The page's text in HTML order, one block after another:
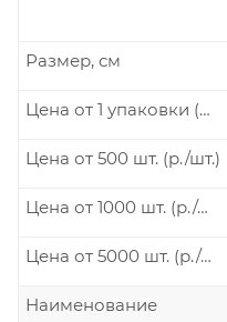
Размер, см
Цена от 1 упаковки (р./шт.)
Цена от 500 шт. (р./шт.)
Цена от 1000 шт. (р./шт.)
Цена от 5000 шт. (р./шт.)
Наименование